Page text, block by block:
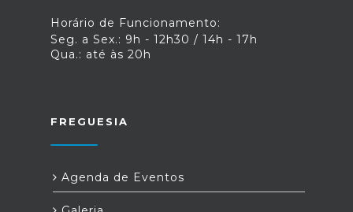
Horário de Funcionamento:
Seg. a Sex.: 9h - 12h30 / 14h - 17h
Qua.: até às 20h
FREGUESIA
Agenda de Eventos